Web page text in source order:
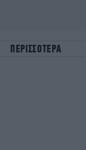
ΠΕΡΙΣΣΟΤΕΡΑ